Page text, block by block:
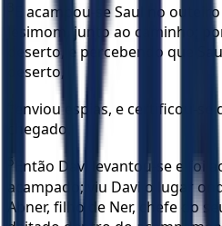
E acampou-se Saul no
Jesimom, junto ao caminho;
deserto, e percebendo que
deserto,
enviou espias, e certificou-se
chegado.
5 Então Davi levantou-se e foi
acampado; viu Davi o lugar
Abner, filho de Ner, chefe do